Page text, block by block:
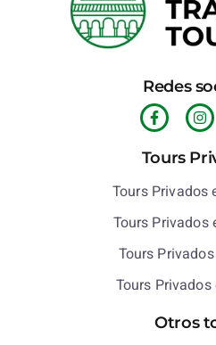
Redes
Tours
Tours Privados
Tours Privados
Tours
Tours
Otros